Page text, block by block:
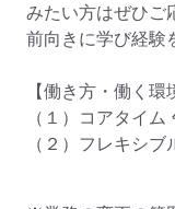
みたい方はぜひご
前向きに学び経験
【働き方・働く環
（１）コアタイ
（２）フレキシ